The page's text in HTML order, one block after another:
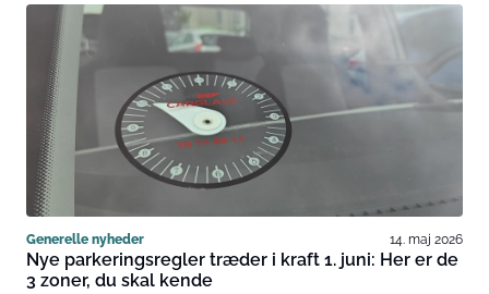
Generelle nyheder 14. maj 2026
Nye parkeringsregler træder i kraft 1. juni: Her er de
3 zoner, du skal kende